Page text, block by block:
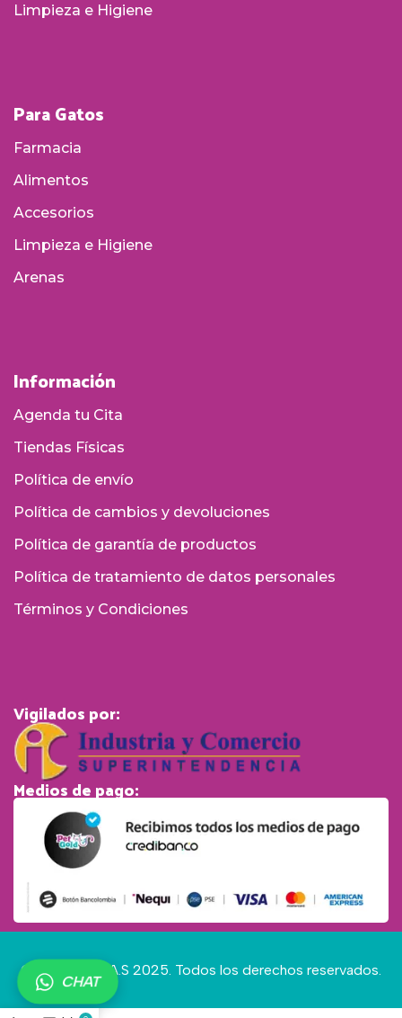
Limpieza e Higiene
Para Gatos
Farmacia
Alimentos
Accesorios
Limpieza e Higiene
Arenas
Información
Agenda tu Cita
Tiendas Físicas
Política de envío
Política de cambios y devoluciones
Política de garantía de productos
Política de tratamiento de datos personales
Términos y Condiciones
Vigilados por:
Medios de pago:
© Pet Gold S.A.S 2025. Todos los derechos reservados.
CHAT